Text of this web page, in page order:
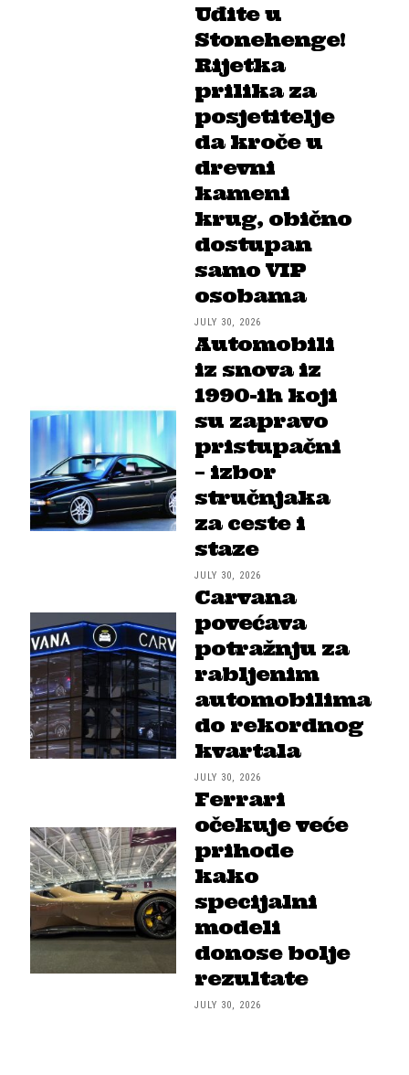
Uđite u
Stonehenge!
Rijetka
prilika za
posjetitelje
da kroče u
drevni
kameni
krug, obično
dostupan
samo VIP
osobama
JULY 30, 2026
Automobili
iz snova iz
1990-ih koji
su zapravo
pristupačni
– izbor
stručnjaka
za ceste i
staze
JULY 30, 2026
Carvana
povećava
potražnju za
rabljenim
automobilima
do rekordnog
kvartala
JULY 30, 2026
Ferrari
očekuje veće
prihode
kako
specijalni
modeli
donose bolje
rezultate
JULY 30, 2026